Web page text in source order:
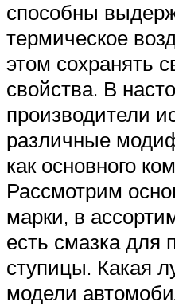
способны
термическое
этом сохранять
свойства. В
производители
различные
как основного
Рассмотрим
марки, в
есть смазка для
ступицы. Какая
модели